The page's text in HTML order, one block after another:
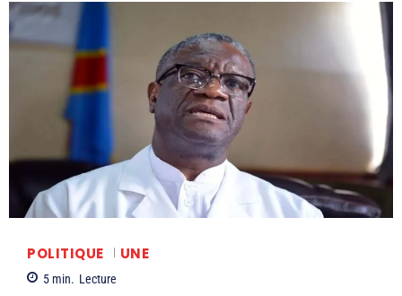
POLITIQUE UNE
5 min. Lecture